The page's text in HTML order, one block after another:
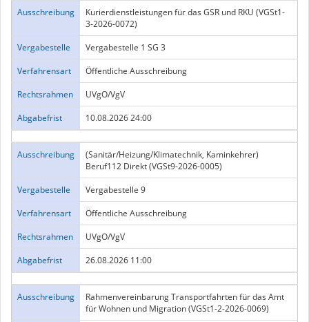
Ausschreibung
Kurierdienstleistungen für das GSR und RKU (VGSt1-
3-2026-0072)
Vergabestelle
Vergabestelle 1 SG 3
Verfahrensart
Öffentliche Ausschreibung
Rechtsrahmen
UVgO/VgV
Abgabefrist
10.08.2026 24:00
Ausschreibung
(Sanitär/Heizung/Klimatechnik, Kaminkehrer)
Beruf112 Direkt (VGSt9-2026-0005)
Vergabestelle
Vergabestelle 9
Verfahrensart
Öffentliche Ausschreibung
Rechtsrahmen
UVgO/VgV
Abgabefrist
26.08.2026 11:00
Ausschreibung
Rahmenvereinbarung Transportfahrten für das Amt
für Wohnen und Migration (VGSt1-2-2026-0069)